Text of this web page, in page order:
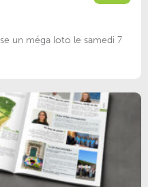
un méga loto le samedi 7